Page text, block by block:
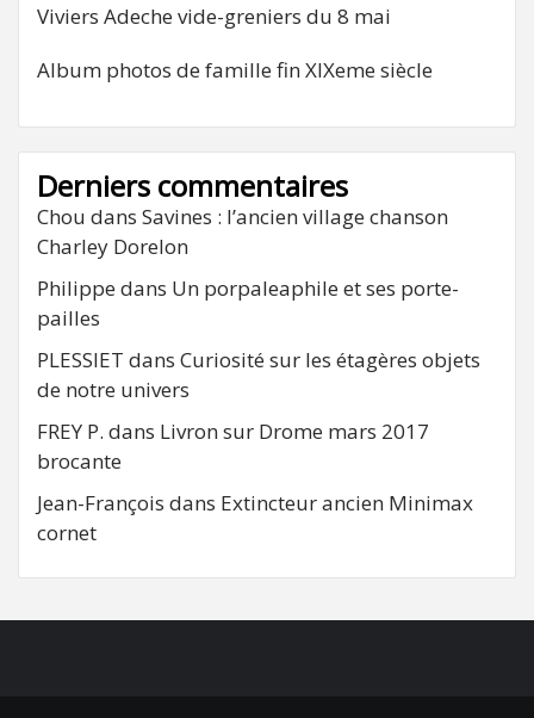
Viviers Adeche vide-greniers du 8 mai
Album photos de famille fin XIXeme siècle
Derniers commentaires
Chou dans Savines : l’ancien village chanson
Charley Dorelon
Philippe dans Un porpaleaphile et ses porte-
pailles
PLESSIET dans Curiosité sur les étagères objets
de notre univers
FREY P. dans Livron sur Drome mars 2017
brocante
Jean-François dans Extincteur ancien Minimax
cornet